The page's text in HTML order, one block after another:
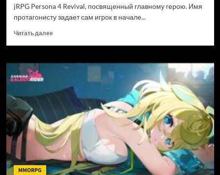
jRPG Persona 4 Revival, посвященный главному герою. Имя
протагонисту задает сам игрок в начале...
Читать далееПрочитать
героя
Revival
MMORPG